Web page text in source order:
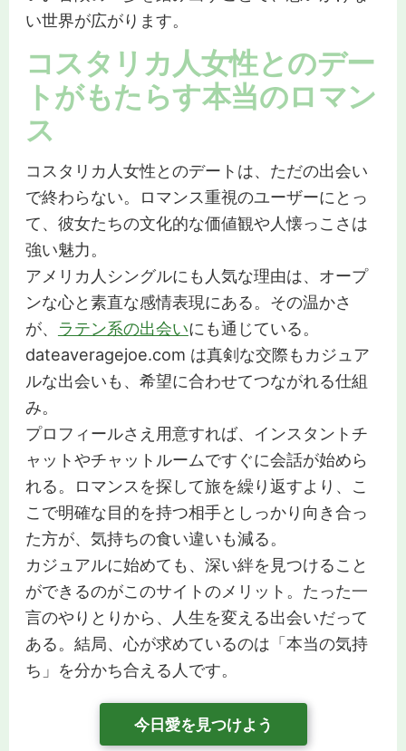
い世界が広がります。
コスタリカ人女性とのデー
トがもたらす本当のロマン
ス
コスタリカ人女性とのデートは、ただの出会い
で終わらない。ロマンス重視のユーザーにとっ
て、彼女たちの文化的な価値観や人懐っこさは
強い魅力。
アメリカ人シングルにも人気な理由は、オープ
ンな心と素直な感情表現にある。その温かさ
が、 ラテン系の出会いにも通じている。
dateaveragejoe.com は真剣な交際もカジュア
ルな出会いも、希望に合わせてつながれる仕組
み。
プロフィールさえ用意すれば、インスタントチ
ャットやチャットルームですぐに会話が始めら
れる。ロマンスを探して旅を繰り返すより、こ
こで明確な目的を持つ相手としっかり向き合っ
た方が、気持ちの食い違いも減る。
カジュアルに始めても、深い絆を見つけること
ができるのがこのサイトのメリット。たった一
言のやりとりから、人生を変える出会いだって
ある。結局、心が求めているのは「本当の気持
ち」を分かち合える人です。
今日愛を見つけよう